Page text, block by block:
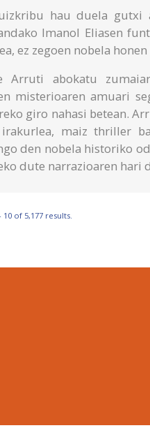
hau duela gutxi
Imanol Eliasen
ez zegoen nobela
Arruti abokatu
misterioaren amuari
giro nahasi betean.
maiz thriller
den nobela historiko
dute narrazioaren hari
10 of 5,177 results.